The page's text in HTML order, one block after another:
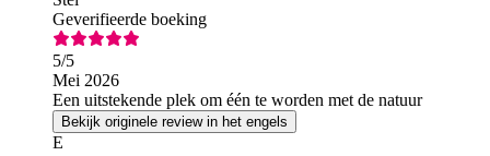
Geverifieerde boeking
5/5
Mei 2026
Een uitstekende plek om één te worden met de natuur
Bekijk originele review in het engels
E